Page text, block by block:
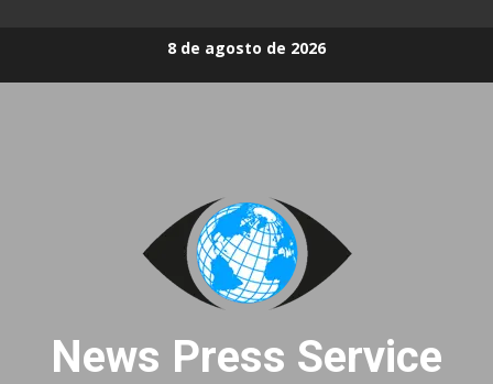
8 de agosto de 2026
News Press Service